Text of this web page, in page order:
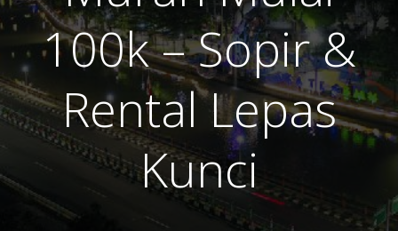
100k – Sopir &
Rental Lepas
Kunci